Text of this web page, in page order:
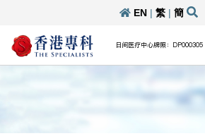
EN| 繁| 簡
日间医疗中心牌照：DP000305